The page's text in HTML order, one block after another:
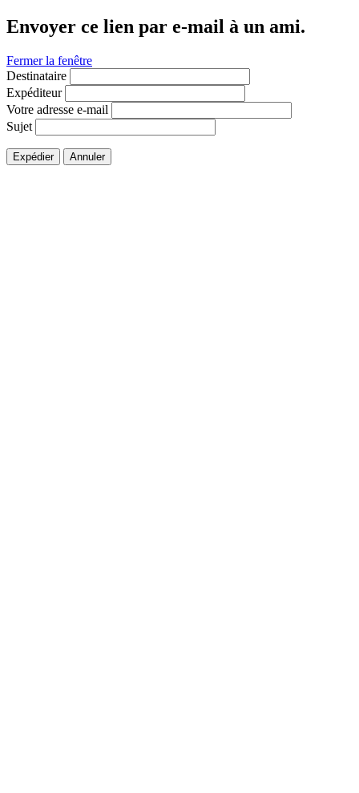
Envoyer ce lien par e-mail à un ami.
Fermer la fenêtre
Destinataire
Expéditeur
Votre adresse e-mail
Sujet
Expédier Annuler